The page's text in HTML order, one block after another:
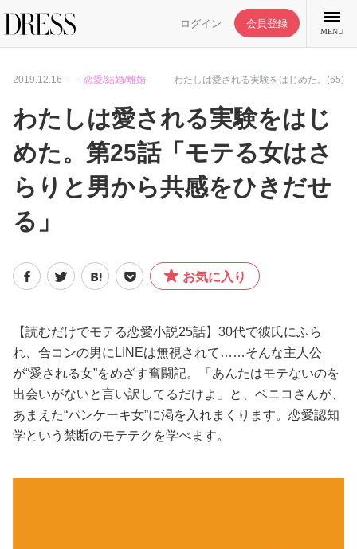
ログイン 会員登録
MENU
特集記事
DRESS部活
ファッション
恋愛/結婚/離婚
美容/健康
ワークスタイル
妊娠/出産/家族
2019.12.16 恋愛/結婚/離婚 わたしは愛される実験をはじめた。(65)
わたしは愛される実験をはじ
めた。第25話「モテる女はさ
らりと男から共感をひきだせ
る」
お気に入り
【読むだけでモテる恋愛小説25話】30代で彼氏にふら
れ、合コンの男にLINEは無視されて……そんな主人公
が“愛される女”をめざす奮闘記。「あんたはモテないのを
出会いがないと言い訳してるだけよ」と、ベニコさんが、
あまえた“パンケーキ女”に渇を入れまくります。恋愛認知
学という禁断のモテテクを学べます。